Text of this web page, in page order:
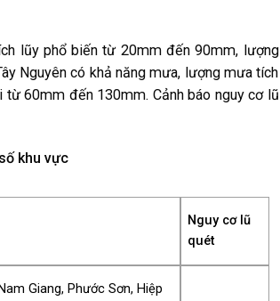
lũy phổ biến từ 20mm đến 90mm, lượng
Nguyên có khả năng mưa, lượng mưa tích
60mm đến 130mm. Cảnh báo nguy cơ lũ
khu vực
Nguy cơ lũ
quét
Giang, Phước Sơn, Hiệp